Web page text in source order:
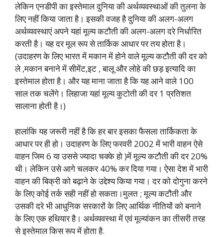
लेकिन एनडीपी का इस्तेमाल दुनिया की अर्थव्यवस्थाओं की तुलना के
लिए नहीं किया जाता है। इसकी वजह है दुनिया की अलग-अलग
अर्थव्यवस्थाएं अपने यहां मूल्य कटौती की अलग-अलग दरे निर्धारित
करती है। यह दर मूल रूप से तार्किक आधार पर तय होता है।
(उदाहरण के लिए भारत में मकान में होने वाले मूल्य कटौती की दर को
ले ,मकान बनाने में सीमेंट,इट , बालू और लोहे की छड़ इत्यादि का
इस्तेमाल होता है। और यह माना जाता है कि यह आने वाले 100
साल तक चलेंगे। लिहाजा यहां मूल्य कुटोती की दर 1 प्रतिशत
सालाना होती है।)
हालांकि यह जरूरी नहीं है कि हर बार इसका फैसला तार्किकता के
आधार पर ही हो। उदाहरण के लिए फरवरी 2002 में भारी वाहन ऐसे
वाहन जिम 6 या उससे ज्यादा चक्के हो )में मूल्य कटौती की दर 20%
थी। लेकिन उसे आगे चलकर 40% कर दिया गया। ऐसा देश में भारी
वाहन की बिक्री को बढ़ाने के उद्देश्य किया गया। दर को दोगुना करने
के लिए कोई तर्क सही नहीं हो सकता।मुलत ; मूल्य कटौती और
उसकी दरे भी आधुनिक सरकारों के लिए आर्थिक नीतियों को बनाने
के लिए एक हथियार है। अर्थव्यवस्था में एवं मूल्यांकन का तीसरी तरह
से इस्तेमाल किस रूप में होता है.